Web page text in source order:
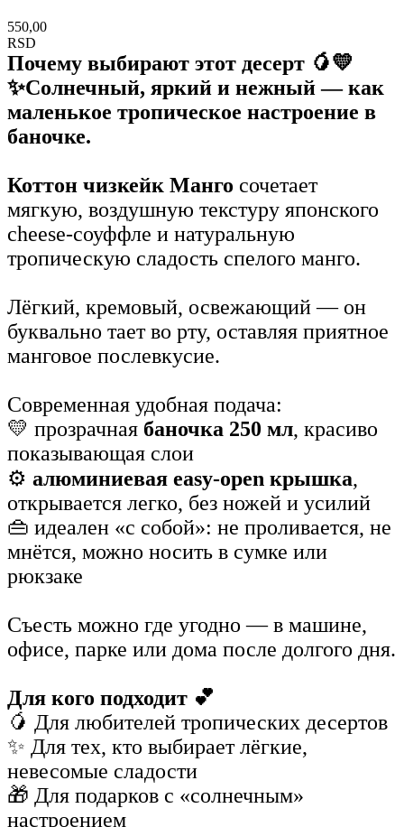
550,00
RSD
Почему выбирают этот десерт 🥭💛
✨Солнечный, яркий и нежный — как
маленькое тропическое настроение в
баночке.
Коттон чизкейк Манго сочетает
мягкую, воздушную текстуру японского
cheese-соуффле и натуральную
тропическую сладость спелого манго.
Лёгкий, кремовый, освежающий — он
буквально тает во рту, оставляя приятное
манговое послевкусие.
Современная удобная подача:
💛 прозрачная баночка 250 мл, красиво
показывающая слои
⚙️ алюминиевая easy-open крышка,
открывается легко, без ножей и усилий
👜 идеален «с собой»: не проливается, не
мнётся, можно носить в сумке или
рюкзаке
Съесть можно где угодно — в машине,
офисе, парке или дома после долгого дня.
Для кого подходит 💕
🥭 Для любителей тропических десертов
✨ Для тех, кто выбирает лёгкие,
невесомые сладости
🎁 Для подарков с «солнечным»
настроением